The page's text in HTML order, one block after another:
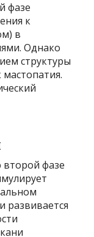
фазе
к
в
Однако
структуры
фазе
развивается